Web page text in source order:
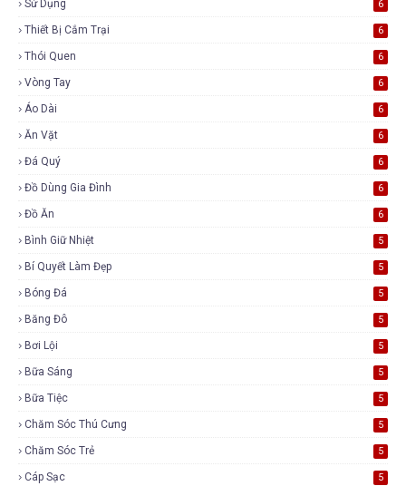
Sử Dụng 6
Thiết Bị Cắm Trại 6
Thói Quen 6
Vòng Tay 6
Áo Dài 6
Ăn Vặt 6
Đá Quý 6
Đồ Dùng Gia Đình 6
Đồ Ăn 6
Bình Giữ Nhiệt 5
Bí Quyết Làm Đẹp 5
Bóng Đá 5
Băng Đô 5
Bơi Lội 5
Bữa Sáng 5
Bữa Tiệc 5
Chăm Sóc Thú Cưng 5
Chăm Sóc Trẻ 5
Cáp Sạc 5